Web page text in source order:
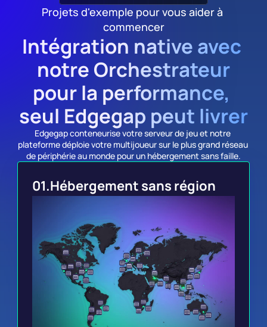
Projets d'exemple pour vous aider à
commencer
Intégration native avec
notre Orchestrateur
pour la performance,
seul Edgegap peut livrer
Edgegap conteneurise votre serveur de jeu et notre
plateforme déploie votre multijoueur sur le plus grand réseau
de périphérie au monde pour un hébergement sans faille.
01.Hébergement sans région